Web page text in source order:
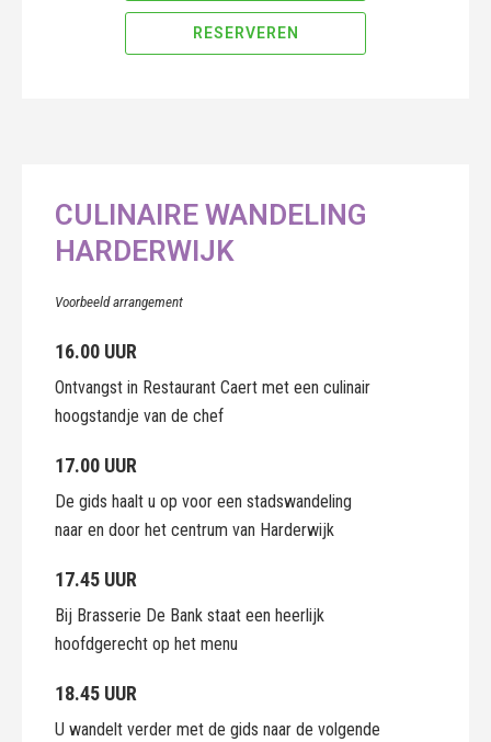
RESERVEREN
CULINAIRE WANDELING
HARDERWIJK
Voorbeeld arrangement
16.00 UUR
Ontvangst in Restaurant Caert met een culinair
hoogstandje van de chef
17.00 UUR
De gids haalt u op voor een stadswandeling
naar en door het centrum van Harderwijk
17.45 UUR
Bij Brasserie De Bank staat een heerlijk
hoofdgerecht op het menu
18.45 UUR
U wandelt verder met de gids naar de volgende